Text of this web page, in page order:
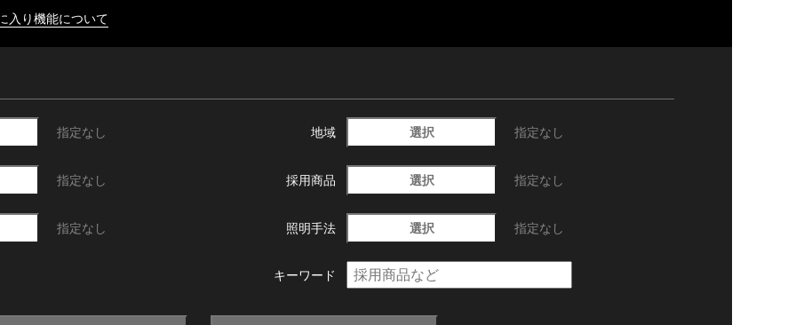
入り機能について
指定なし 地域 選択 指定なし
指定なし 採用商品 選択 指定なし
指定なし 照明手法 選択 指定なし
キーワード